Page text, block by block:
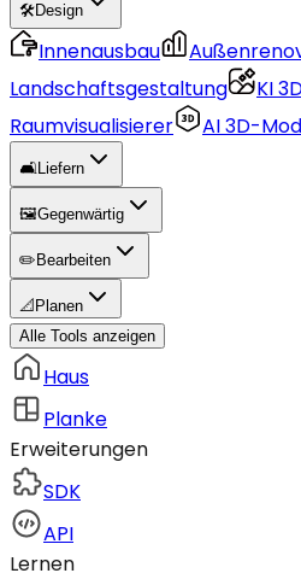
🛠️Design
Innenausbau
Landschaftsgestaltung
KI
Raumvisualisierer
AI 3D-
🛋️Liefern
🖼️Gegenwärtig
✏️ Bearbeiten
📐 Planen
Alle Tools anzeigen
Haus
Planke
Erweiterungen
SDK
API
Lernen